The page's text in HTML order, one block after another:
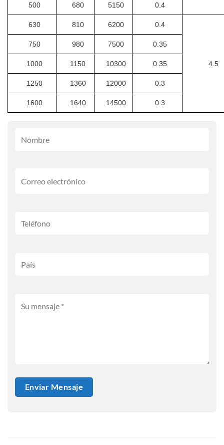
500 680 5150 0.4
630 810 6200 0.4
4.5
750 980 7500 0.35
1000 1150 10300 0.35
1250 1360 12000 0.3
1600 1640 14500 0.3